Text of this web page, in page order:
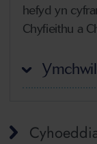
hefyd yn
Chyfieithu a
Ymchwil